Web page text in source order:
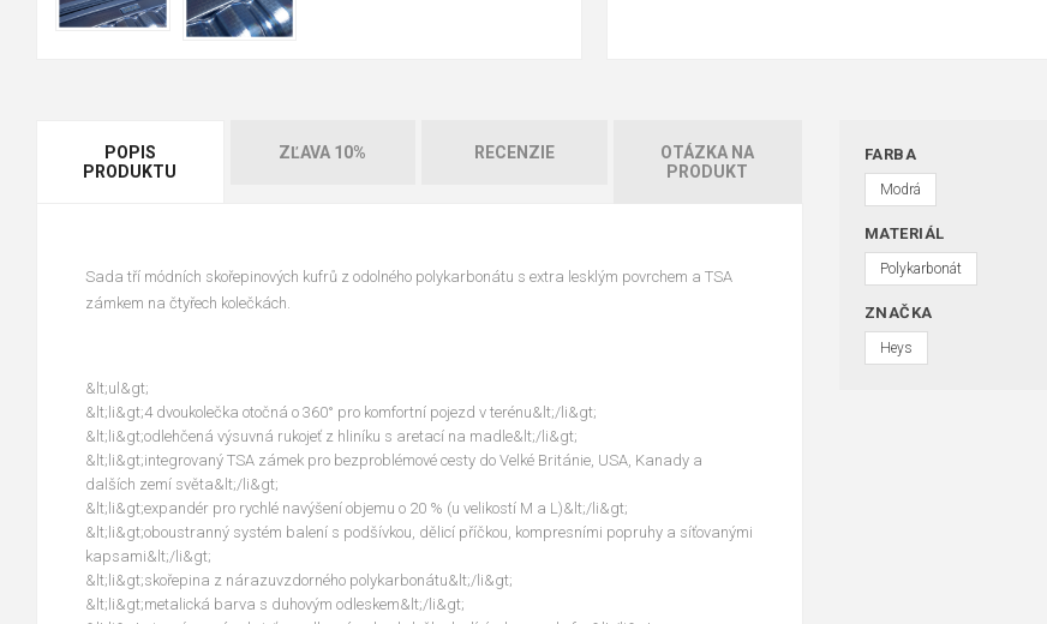
POPIS
PRODUKTU
ZĽAVA 10% RECENZIE
OTÁZKA NA
PRODUKT
Sada tří módních skořepinových kufrů z odolného polykarbonátu s extra lesklým povrchem a TSA
zámkem na čtyřech kolečkách.
&lt;ul&gt;
&lt;li&gt;4 dvoukolečka otočná o 360° pro komfortní pojezd v terénu&lt;/li&gt;
&lt;li&gt;odlehčená výsuvná rukojeť z hliníku s aretací na madle&lt;/li&gt;
&lt;li&gt;integrovaný TSA zámek pro bezproblémové cesty do Velké Británie, USA, Kanady a
dalších zemí světa&lt;/li&gt;
&lt;li&gt;expandér pro rychlé navýšení objemu o 20 % (u velikostí M a L)&lt;/li&gt;
&lt;li&gt;oboustranný systém balení s podšívkou, dělicí příčkou, kompresními popruhy a síťovanými
kapsami&lt;/li&gt;
&lt;li&gt;skořepina z nárazuvzdorného polykarbonátu&lt;/li&gt;
&lt;li&gt;metalická barva s duhovým odleskem&lt;/li&gt;
FARBA
Modrá
MATERIÁL
Polykarbonát
ZNAČKA
Heys